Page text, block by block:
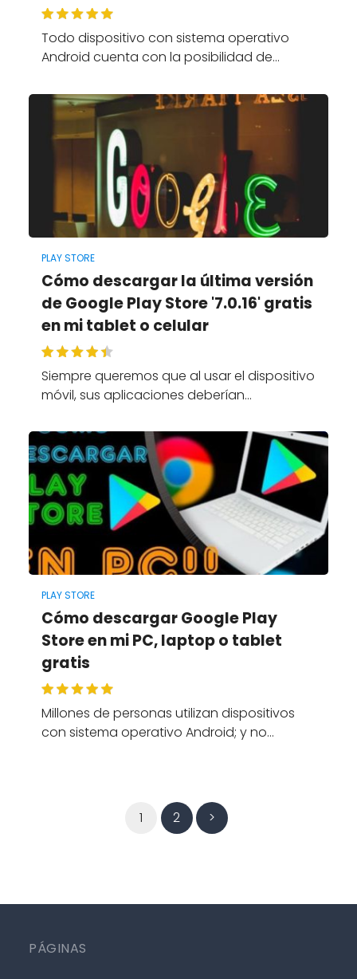
Todo dispositivo con sistema operativo
Android cuenta con la posibilidad de…
PLAY STORE
Cómo descargar la última versión
de Google Play Store '7.0.16' gratis
en mi tablet o celular
Siempre queremos que al usar el dispositivo
móvil, sus aplicaciones deberían…
PLAY STORE
Cómo descargar Google Play
Store en mi PC, laptop o tablet
gratis
Millones de personas utilizan dispositivos
con sistema operativo Android; y no…
1 2 >
PÁGINAS